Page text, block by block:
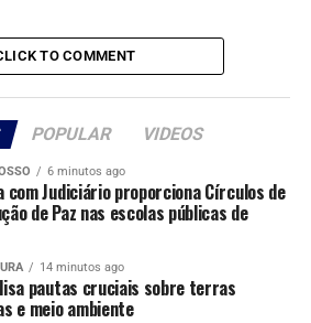
com acréscimo de 128,20 mil
mil, Rio Grande do Sul, com
16,35 mil. As principais quedas
com redução de 68,61 mil cabeças,
com diminuição de 32,64 mil.
mostra que Mato Grosso segue
produtor do país, responsável
abate bovino nacional no período.
São Paulo, com participação de
e Pará, com 9,1%.
TO COMMENT
POPULAR VIDEOS
6 minutos ago
com Judiciário proporciona Círculos de
de Paz nas escolas públicas de
14 minutos ago
pautas cruciais sobre terras
e meio ambiente